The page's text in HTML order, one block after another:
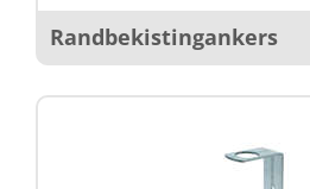
Randbekistingankers